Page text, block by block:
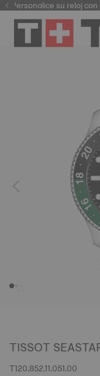
Personalice su reloj
TISSOT
T120.852.11.051.00